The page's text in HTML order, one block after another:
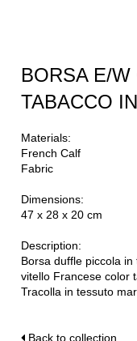
BORSA E/
TABACCO
Materials:
French Calf
Fabric
Dimensions:
47 x 28 x 20 cm
Description:
Borsa duffle piccola
vitello Francese color
Tracolla in tessuto
Back to collection